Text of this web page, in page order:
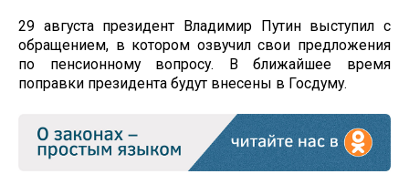
29 августа президент Владимир Путин выступил с
обращением, в котором озвучил свои предложения
по пенсионному вопросу. В ближайшее время
поправки президента будут внесены в Госдуму.